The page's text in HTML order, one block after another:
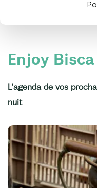
Enjoy
L'agenda de vos
nuit